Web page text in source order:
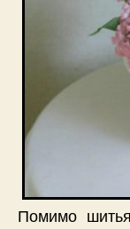
Помимо